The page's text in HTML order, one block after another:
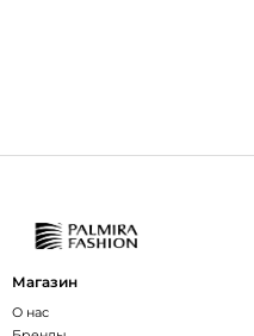
Магазин
О нас